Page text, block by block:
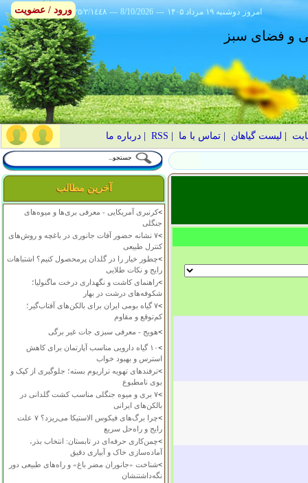
٢٥/٢/١٤٤٨ --- 8/10/2026 --- ۱۴۰۵ دوشنبه ۱۹ مرداد امروز
و فضای سبز
لیست گیاهان |تماس با ما RSS
|درباره ما
آخرین مطالب
>کرنبری آمریکایی - معرفی بری‌ها و میوه‌های
جنگلی
>
۷ نشانه حضور آفات جانوری در باغچه و روش‌های
کنترل طبیعی
>چطور خیار را در گلدان پرمحصول کنیم؟ اشتباهات
رایج و نکات طلایی
>راهنمای کاشت و نگهداری درخت ماگنولیا؛
شکوفه‌های درشت در بهار
>
۷ گیاه بومی ایران برای بالکن‌های آفتاب‌گیر؛
کم‌توقع و مقاوم
>هویج - معرفی سبزی جات غیر برگی
>
۱۰ گیاه دارویی مناسب آپارتمان برای کاهش
استرس و بهبود خواب
>ترفندهای تهویه تراریوم بسته؛ جلوگیری از کپک و
بوی نامطبوع
>
۷ بری و میوه جنگلی مناسب کشت گلدانی در
بالکن‌های ایرانی
>
چرا برگ‌های فیکوس الاستیکا می‌ریزد؟ ۷ علت
رایج و راه‌حل سریع
>چمن‌کاری حرفه‌ای در تابستان: انتخاب بذر،
آماده‌سازی خاک و آبیاری دقیق
>شناخت «جانوران مضر باغ» و راه‌های طبیعی دور
نگه‌داشتنشان
ورود / عضویت